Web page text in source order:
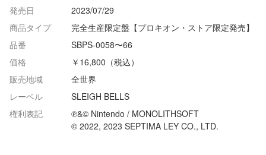
発売日
2023/07/29
商品タイプ
完全生産限定盤【プロキオン・ストア限定発売】
品番
SBPS-0058〜66
価格
￥16,800（税込）
販売地域
全世界
レーベル
SLEIGH BELLS
権利表記
℗&© Nintendo / MONOLITHSOFT
© 2022, 2023 SEPTIMA LEY CO., LTD.